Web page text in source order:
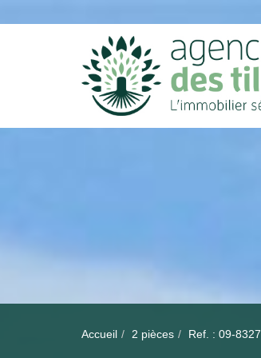
Accueil 2 pièces Ref. : 09-8327